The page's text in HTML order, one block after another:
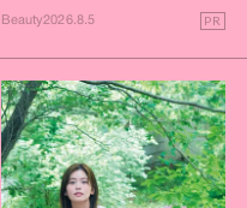
進化！
Beauty2026.8.5 PR